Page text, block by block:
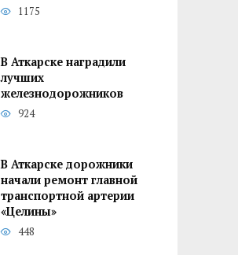
1175
В Аткарске наградили
лучших
железнодорожников
924
В Аткарске дорожники
начали ремонт главной
транспортной артерии
«Целины»
448